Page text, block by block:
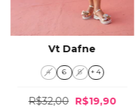
Vt Dafne
4 6 8 + 4
R$32,00 R$19,90